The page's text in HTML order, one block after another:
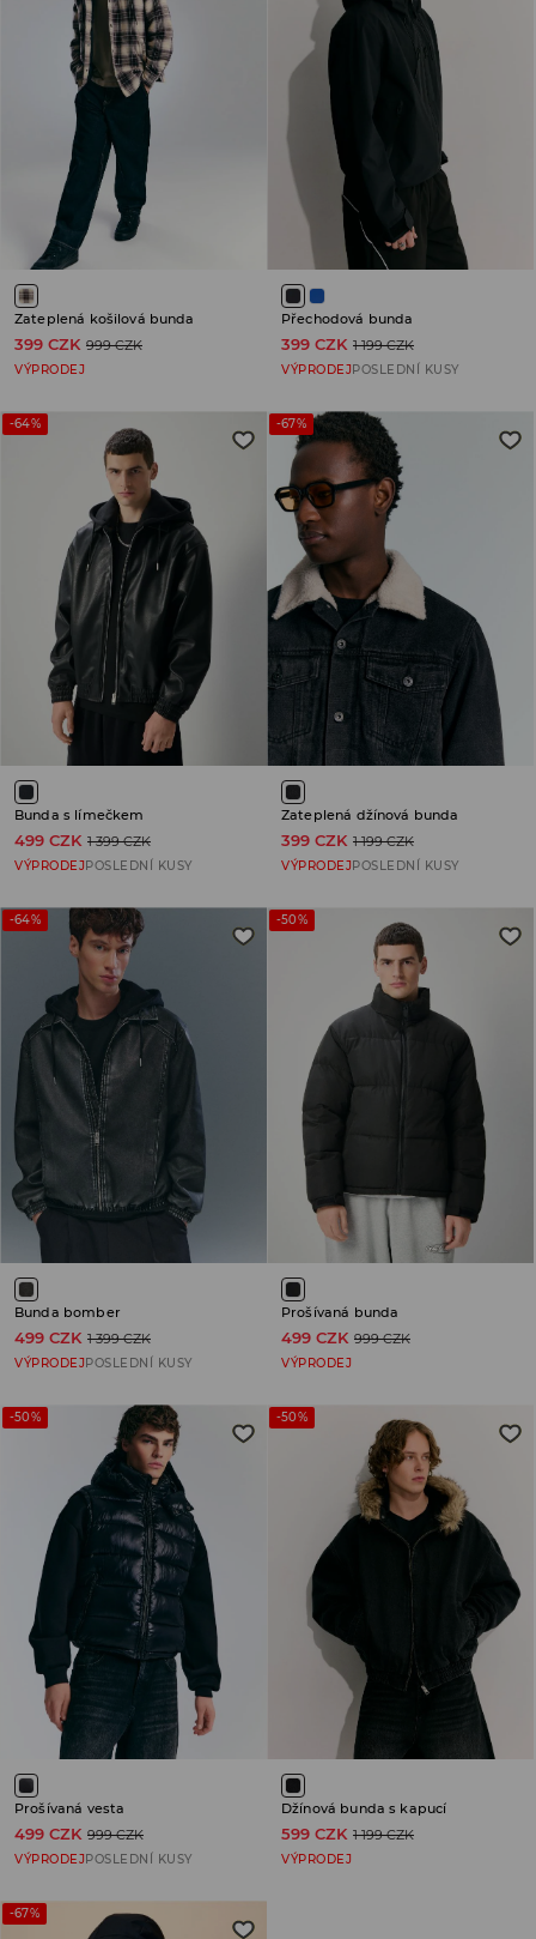
Zateplená košilová bunda
399 CZK 999 CZK
VÝPRODEJ
Přechodová bunda
399 CZK 1 199 CZK
VÝPRODEJPOSLEDNÍ KUSY
-64%
Bunda s límečkem
499 CZK 1 399 CZK
VÝPRODEJ POSLEDNÍ KUSY
-67%
Zateplená džínová bunda
399 CZK 1 199 CZK
VÝPRODEJ POSLEDNÍ KUSY
-64%
Bunda bomber
499 CZK 1 399 CZK
VÝPRODEJPOSLEDNÍ KUSY
-50%
Prošívaná bunda
499 CZK 999 CZK
VÝPRODEJ
-50%
Prošívaná vesta
499 CZK 999 CZK
VÝPRODEJ POSLEDNÍ KUSY
-50%
Džínová bunda s kapucí
599 CZK 1 199 CZK
VÝPRODEJ
-67%